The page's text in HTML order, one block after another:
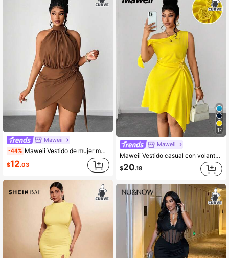
Maweii
-44% Maweii Vestido de mujer marrón chocolate talla grande, elegante de verano con cuello halter sin mangas, cintura elástica con lazo, decoración floral grande y bajo asimétrico para fiesta y vacaciones
$12.03
17
Maweii
Maweii Vestido casual con volantes asimétricos en el bajo, vestido de vacaciones amarillo con bajo asimétrico elegante, diseño único, uso diario esencial, tallas grandes
$20.18